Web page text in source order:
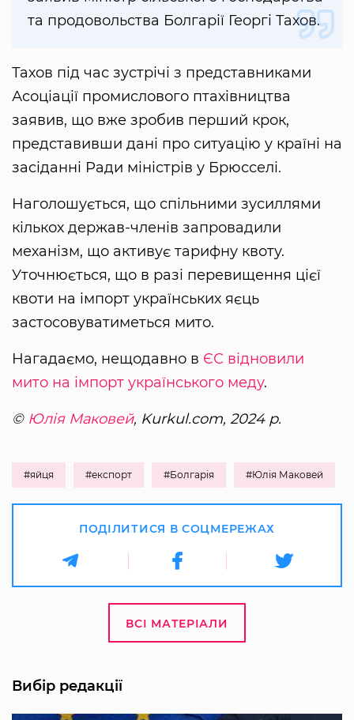
та продовольства Болгарії Георгі Тахов.
Тахов під час зустрічі з представниками
Асоціації промислового птахівництва
заявив, що вже зробив перший крок,
представивши дані про ситуацію у країні на
засіданні Ради міністрів у Брюсселі.
Наголошується, що спільними зусиллями
кількох держав-членів запровадили
механізм, що активує тарифну квоту.
Уточнюється, що в разі перевищення цієї
квоти на імпорт українських яєць
застосовуватиметься мито.
Нагадаємо, нещодавно в ЄС відновили
мито на імпорт українського меду.
© Юлія Маковей, Kurkul.com, 2024 р.
#яйця #експорт #Болгарія #Юлія Маковей
ПОДІЛИТИСЯ В СОЦМЕРЕЖАХ
ВСІ МАТЕРІАЛИ
Вибір редакції